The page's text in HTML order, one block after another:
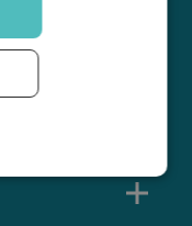
Målretting